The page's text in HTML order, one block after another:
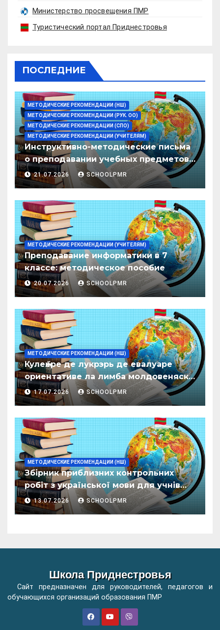
Министерство просвещения ПМР
Туристический портал Приднестровья
ПОСЛЕДНИЕ
МЕТОДИЧЕСКИЕ РЕКОМЕНДАЦИИ (НШ)
МЕТОДИЧЕСКИЕ РЕКОМЕНДАЦИИ (РУК. ОО)
МЕТОДИЧЕСКИЕ РЕКОМЕНДАЦИИ (СПО)
МЕТОДИЧЕСКИЕ РЕКОМЕНДАЦИИ (УЧИТЕЛЯМ)
Инструктивно-методические письма
о преподавании учебных предметов/
дисциплин в организациях
образования ПМР на 2026/27 уч. год
21.07.2026 SCHOOLPMR
МЕТОДИЧЕСКИЕ РЕКОМЕНДАЦИИ (УЧИТЕЛЯМ)
Преподавание информатики в 7
классе: методическое пособие
20.07.2026 SCHOOLPMR
МЕТОДИЧЕСКИЕ РЕКОМЕНДАЦИИ (НШ)
Кулеӂере де лукрэрь де евалуаре
ориентативе ла лимба молдовеняскэ
пентру елевий класелор примаре але
организациилор де ынвэцэмынт
17.07.2026 SCHOOLPMR
МЕТОДИЧЕСКИЕ РЕКОМЕНДАЦИИ (НШ)
Збірник приблизних контрольних
робіт з української мови для учнів
початкових класів організацій
загальної освіти
13.07.2026 SCHOOLPMR
Школа Приднестровья
Сайт предназначен для руководителей, педагогов и
обучающихся организаций образования ПМР